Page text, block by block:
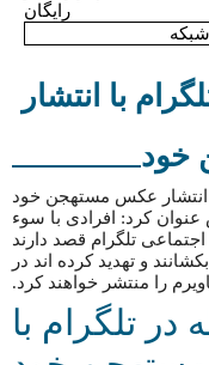
رایگان
در تلگرام با انتشار
کرد: افرادی با سوء
تلگرام قصد دارند
و تهدید کرده اند در
را منتشر خواهند کرد.
19 ساله در تلگرام با